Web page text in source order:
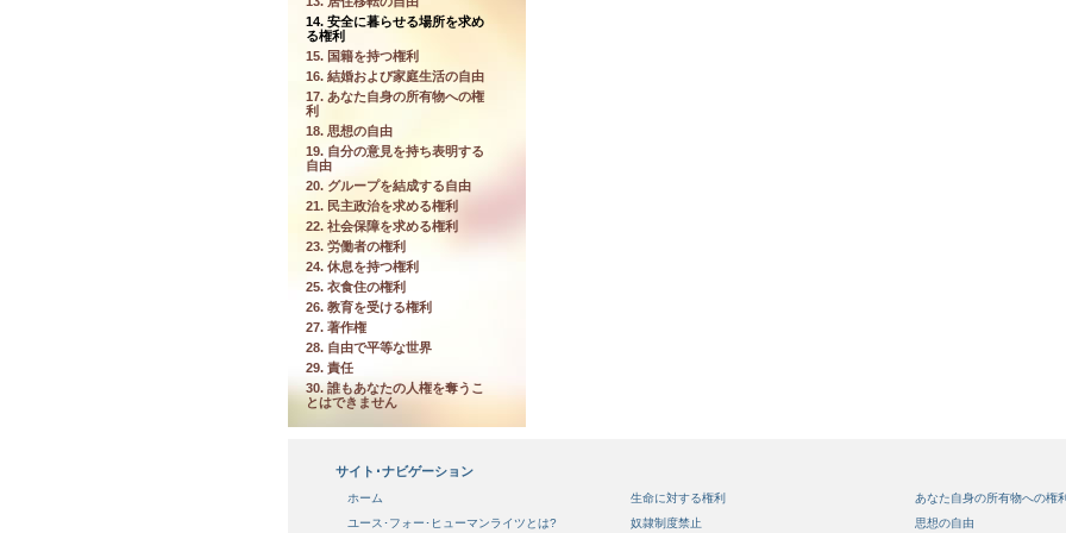
14. 安全に暮らせる場所を求め
る権利
15. 国籍を持つ権利
16. 結婚および家庭生活の自由
17. あなた自身の所有物への権
利
18. 思想の自由
19. 自分の意見を持ち表明する
自由
20. グループを結成する自由
21. 民主政治を求める権利
22. 社会保障を求める権利
23. 労働者の権利
24. 休息を持つ権利
25. 衣食住の権利
26. 教育を受ける権利
27. 著作権
28. 自由で平等な世界
29. 責任
30. 誰もあなたの人権を奪うこ
とはできません
サイト･ナビゲーション
ホーム
ユース･フォー･ヒューマンライツとは?
生命に対する権利
奴隷制度禁止
あなた自身の所有物への権
思想の自由